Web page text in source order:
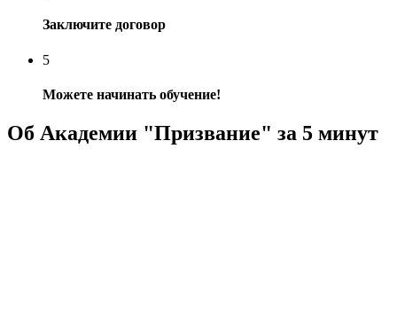
Заключите договор
5
Можете начинать обучение!
Об Академии "Призвание" за 5 минут